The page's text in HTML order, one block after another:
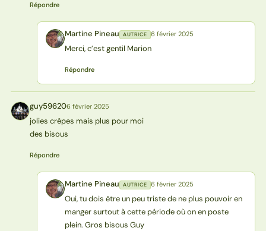
Répondre
MP Martine Pineau AUTRICE 6 février 2025
Merci, c’est gentil Marion
Répondre
G guy596206 février 2025
jolies crêpes mais plus pour moi
des bisous
Répondre
MP Martine Pineau AUTRICE 6 février 2025
Oui, tu dois être un peu triste de ne plus pouvoir en
manger surtout à cette période où on en poste
plein. Gros bisous Guy